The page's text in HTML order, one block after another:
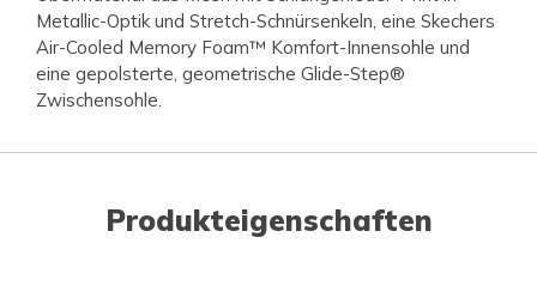
Metallic-Optik und Stretch-Schnürsenkeln, eine Skechers
Air-Cooled Memory Foam™ Komfort-Innensohle und
eine gepolsterte, geometrische Glide-Step®
Zwischensohle.
Produkteigenschaften